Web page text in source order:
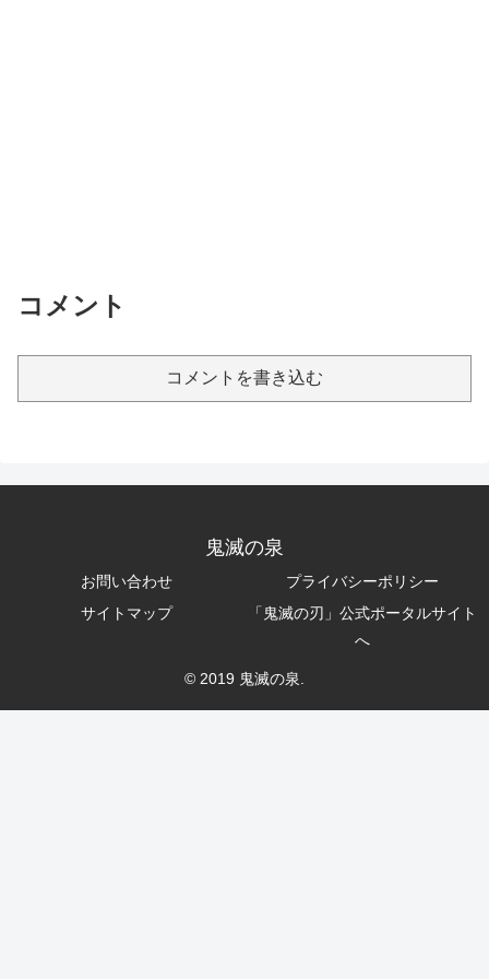
コメント
コメントを書き込む
鬼滅の泉
お問い合わせ
プライバシーポリシー
サイトマップ
「鬼滅の刃」公式ポータルサイト
へ
© 2019 鬼滅の泉.